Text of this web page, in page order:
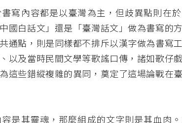
寫內容都是以臺灣為主，但歧異點則在
國白話文」還是「臺灣話文」做為書寫的
通點，則是同樣都不排斥以漢字做為書寫
以及當時民間文學等歌謠口傳，諸如歌仔
這些錯縱複雜的異同，奠定了這場論戰在
是其靈魂，那麼組成的文字則是其血肉